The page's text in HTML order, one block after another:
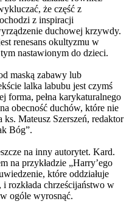
że część z
z inspiracji
duchowej krzywdy.
renesans okultyzmu w
nastawionym do dzieci.
maską zabawy lub
lalka labubu jest czymś
forma, pełna karykaturalnego
obecność duchów, które nie
Mateusz Szerszeń, redaktor
Bóg”.
na inny autorytet. Kard.
na przykładzie „Harry’ego
które oddziałuje
i rozkłada chrześcijaństwo w
ogóle wyrosnąć.